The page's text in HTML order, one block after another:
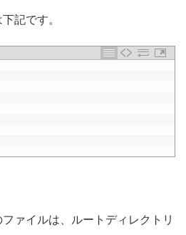
記です。
ァイルは、ルートディレクトリ